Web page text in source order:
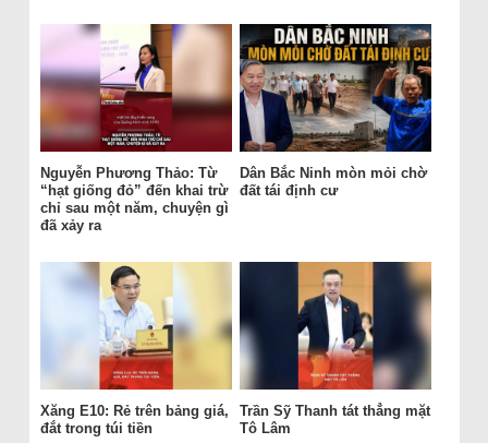
Nguyễn Phương Thảo: Từ
“hạt giống đỏ” đến khai trừ
chỉ sau một năm, chuyện gì
đã xảy ra
Dân Bắc Ninh mòn mỏi chờ
đất tái định cư
Xăng E10: Rẻ trên bảng giá,
đắt trong túi tiền
Trần Sỹ Thanh tát thẳng mặt
Tô Lâm